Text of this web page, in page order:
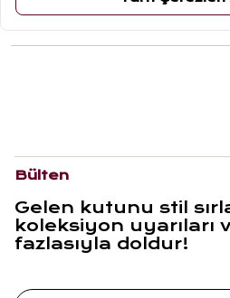
ÜRÜN YORUMLARI
Bülten
Gelen kutunu stil
koleksiyon uyarıları
fazlasıyla doldur!